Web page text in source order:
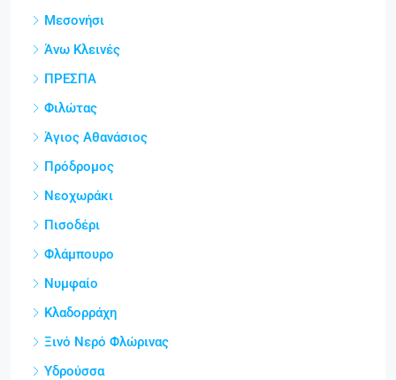
Μεσονήσι
Άνω Κλεινές
ΠΡΕΣΠΑ
Φιλώτας
Άγιος Αθανάσιος
Πρόδρομος
Νεοχωράκι
Πισοδέρι
Φλάμπουρο
Νυμφαίο
Κλαδορράχη
Ξινό Νερό Φλώρινας
Υδρούσσα